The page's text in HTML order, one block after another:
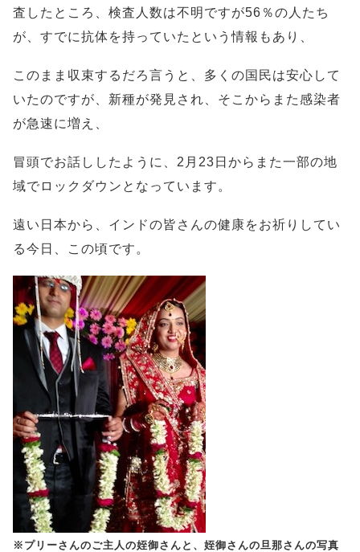
査したところ、検査人数は不明ですが56％の人たち
が、すでに抗体を持っていたという情報もあり、
このまま収束するだろ言うと、多くの国民は安心して
いたのですが、新種が発見され、そこからまた感染者
が急速に増え、
冒頭でお話ししたように、2月23日からまた一部の地
域でロックダウンとなっています。
遠い日本から、インドの皆さんの健康をお祈りしてい
る今日、この頃です。
※プリーさんのご主人の姪御さんと、姪御さんの旦那さんの写真